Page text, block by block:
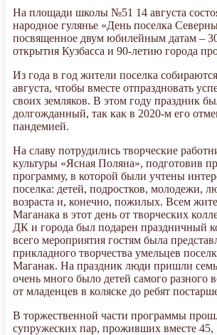
На площади школы №51 14 августа
народное гулянье «День поселка
посвященное двум юбилейным датам –
открытия Кузбасса и 90-летию города
Из года в год жители поселка
августа, чтобы вместе отпраздновать
своих земляков. В этом году праздник
долгожданный, так как в 2020-м его
пандемией.
На славу потрудились творческие
культуры «Ясная Поляна», подготовив
программу, в которой были учтены
поселка: детей, подростков, молодежи,
возраста и, конечно, пожилых. Всем
Маганака в этот день от творческих
ДК и города был подарен праздничный
всего мероприятия гостям была
прикладного творчества умельцев
Маганак. На праздник люди пришли
очень много было детей самого разного
от младенцев в коляске до ребят
В торжественной части программы
супружеских пар, проживших вместе 45,